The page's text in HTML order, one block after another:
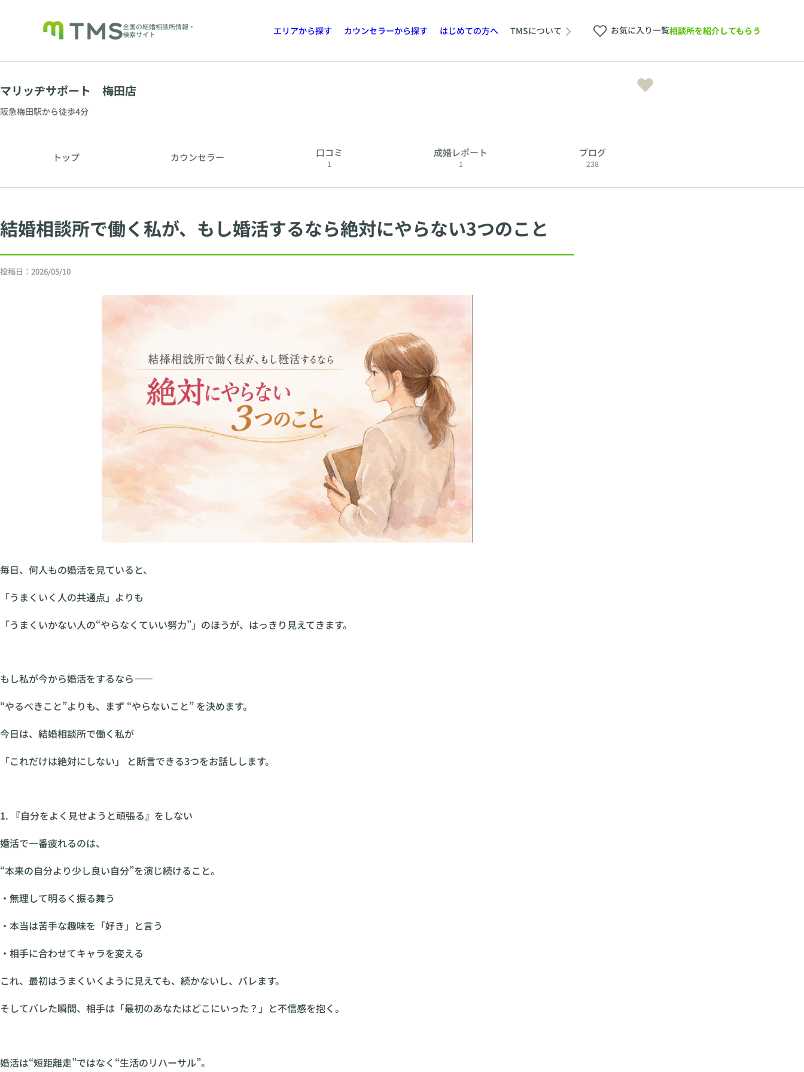
全国の結婚相談所情報・
検索サイト
エリアから探す カウンセラーから探す はじめての方へ TMSについて お気に入り一覧相談所を紹介してもらう
マリッヂサポート 梅田店
阪急梅田駅から徒歩4分
トップ カウンセラー 口コミ
1
成婚レポート
1
ブログ
238
結婚相談所で働く私が、もし婚活するなら絶対にやらない3つのこと
投稿日： 2026/05/10
毎日、何人もの婚活を見ていると、
「うまくいく人の共通点」よりも
「うまくいかない人の“やらなくていい努力”」のほうが、はっきり見えてきます。
もし私が今から婚活をするなら——
“やるべきこと”よりも、まず “やらないこと” を決めます。
今日は、結婚相談所で働く私が
「これだけは絶対にしない」 と断言できる3つをお話しします。
1. 『自分をよく見せようと頑張る』をしない
婚活で一番疲れるのは、
“本来の自分より少し良い自分”を演じ続けること。
・無理して明るく振る舞う
・本当は苦手な趣味を「好き」と言う
・相手に合わせてキャラを変える
これ、最初はうまくいくように見えても、続かないし、バレます。
そしてバレた瞬間、相手は「最初のあなたはどこにいった？」と不信感を抱く。
婚活は“短距離走”ではなく“生活のリハーサル”。